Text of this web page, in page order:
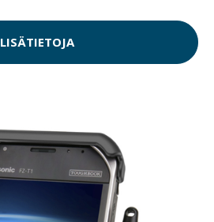
LISÄTIETOJA